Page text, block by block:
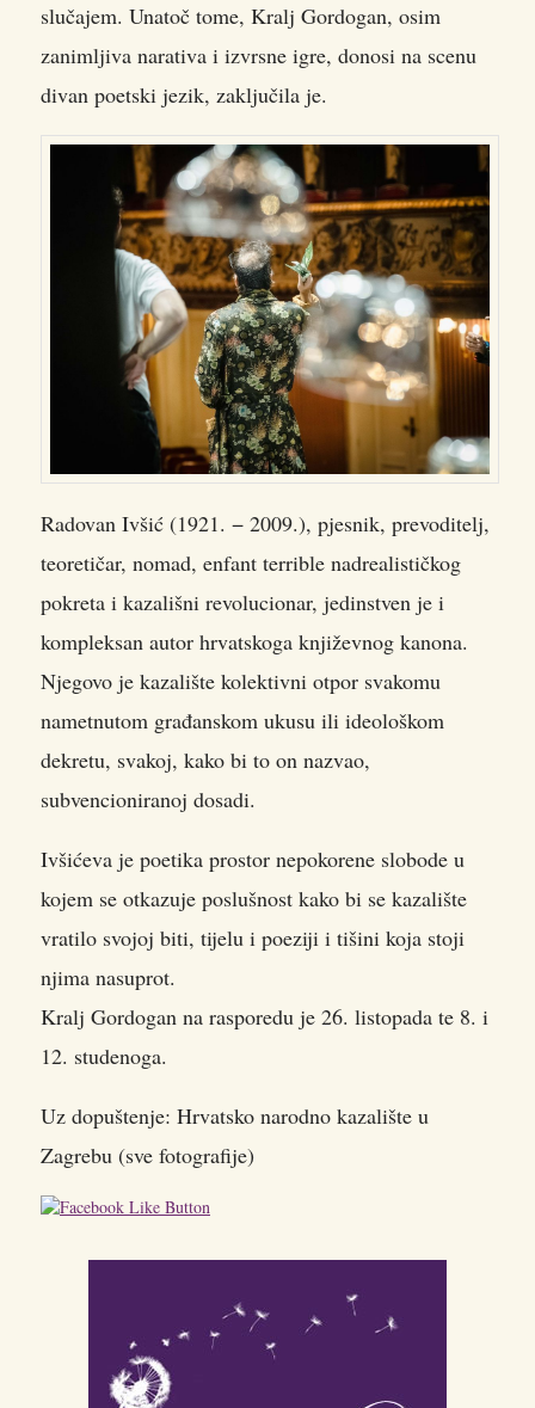
slučajem. Unatoč tome, Kralj Gordogan, osim
zanimljiva narativa i izvrsne igre, donosi na scenu
divan poetski jezik, zaključila je.
Radovan Ivšić (1921. − 2009.), pjesnik, prevoditelj,
teoretičar, nomad, enfant terrible nadrealističkog
pokreta i kazališni revolucionar, jedinstven je i
kompleksan autor hrvatskoga književnog kanona.
Njegovo je kazalište kolektivni otpor svakomu
nametnutom građanskom ukusu ili ideološkom
dekretu, svakoj, kako bi to on nazvao,
subvencioniranoj dosadi.
Ivšićeva je poetika prostor nepokorene slobode u
kojem se otkazuje poslušnost kako bi se kazalište
vratilo svojoj biti, tijelu i poeziji i tišini koja stoji
njima nasuprot.
Kralj Gordogan na rasporedu je 26. listopada te 8. i
12. studenoga.
Uz dopuštenje: Hrvatsko narodno kazalište u
Zagrebu (sve fotografije)